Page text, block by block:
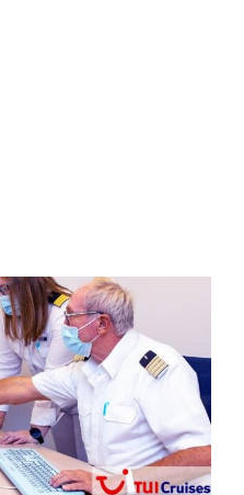
Hôpital Robert Bosch
GMBH